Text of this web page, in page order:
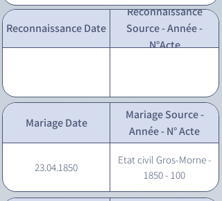
Reconnaissance Date
Reconnaissance
Source - Année -
N°Acte
Mariage Date
Mariage Source -
Année - N° Acte
23.04.1850
Etat civil Gros-Morne -
1850 - 100